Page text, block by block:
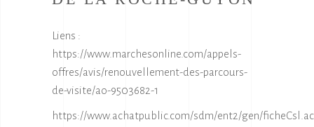
Liens :
https://www.marchesonline.com/appels-
offres/avis/renouvellement-des-parcours-
de-visite/ao-9503682-1
https://www.achatpublic.com/sdm/ent2/gen/